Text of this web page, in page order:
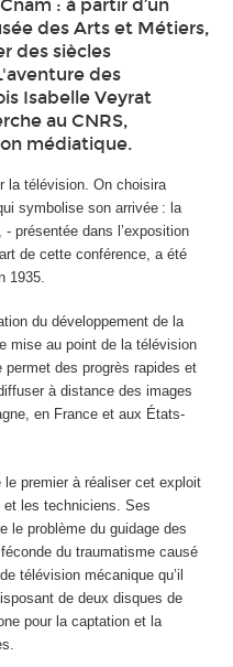
: à partir d’un
des Arts et Métiers,
des siècles
des
Isabelle Veyrat
au CNRS,
médiatique.
la télévision. On choisira
symbolise son arrivée : la
présentée dans l’exposition
de cette conférence, a été
1935.
du développement de la
mise au point de la télévision
des progrès rapides et
à distance des images
en France et aux États-
le premier à réaliser cet exploit
les techniciens. Ses
le problème du guidage des
du traumatisme causé
télévision mécanique qu’il
de deux disques de
pour la captation et la